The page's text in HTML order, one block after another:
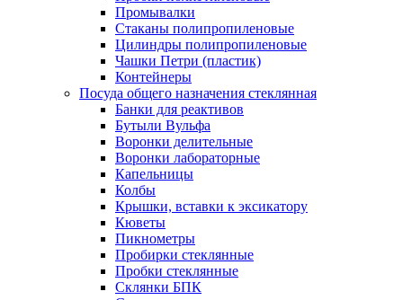
Промывалки
Стаканы полипропиленовые
Цилиндры полипропиленовые
Чашки Петри (пластик)
Контейнеры
Посуда общего назначения стеклянная
Банки для реактивов
Бутыли Вульфа
Воронки делительные
Воронки лабораторные
Капельницы
Колбы
Крышки, вставки к эксикатору
Кюветы
Пикнометры
Пробирки стеклянные
Пробки стеклянные
Склянки БПК